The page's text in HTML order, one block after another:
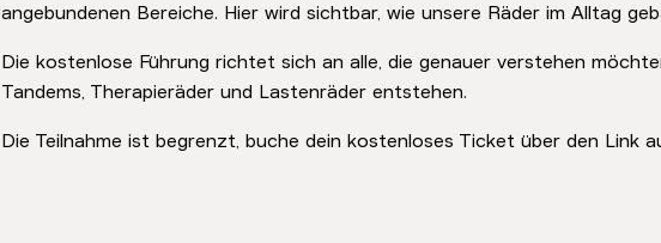
angebundenen Bereiche. Hier wird sichtbar, wie unsere Räder im Alltag
Die kostenlose Führung richtet sich an alle, die genauer verstehen
Tandems, Therapieräder und Lastenräder entstehen.
Die Teilnahme ist begrenzt, buche dein kostenloses Ticket über den Link